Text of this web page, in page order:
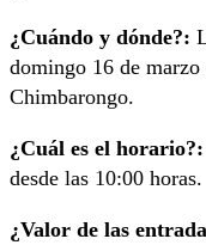
¿Cuándo y dónde?:
domingo 16 de
Chimbarongo.
¿Cuál es el horario?:
desde las 10:00 horas.
¿Valor de las